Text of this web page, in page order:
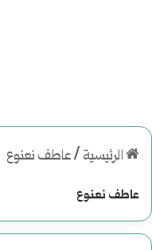
الرئيسية /عاطف نعنوع
عاطف نعنوع